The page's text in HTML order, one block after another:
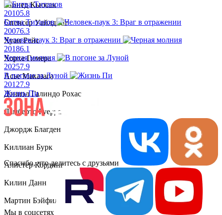
Шинед Кьюсак
Спенсер Уайлдинг
Хуан Рейс
Хорхе Гимера
Асье Маказага
Дэниэл Галиндо Рохас
Ламберто Гуерра
Джордж Благден
Киллиан Бурк
Алистер Кординг
Килин Данн
Мартин Бэйфилд
20105.8
Битва Титанов
20076.3
Человек-паук 3: Враг в отражении
20186.1
Черная молния
20257.9
В погоне за Луной
20127.9
Жизнь Пи
Спасибо, что делитесь с друзьями
Мы в соцсетях